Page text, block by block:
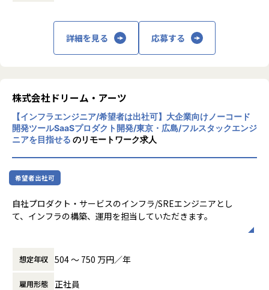
【業務の変更の範囲】
し、デジタルトランスフォーメーション（D
X）を推進します
【★社風/文化】
ットな組織構造で、意見交換が活発に行わ
れ、自由な発想が奨励されています。社員一
人ひとりがプロフェッショナルとして成長で
きる環境が整っています
【★働き方/リモートワーク】
ドリーム・アーツでは、リモートワークとオ
柔軟な働き方が可能です。リモートワーク手
当や環境整備手当も支給され、快適な働き方
詳細を見る 応募する
株式会社ドリーム・アーツ
【インフラエンジニア/希望者は出社可】大企業向けノーコード
開発ツールSaaSプロダクト開発/東京・広島/フルスタックエンジ
ニアを目指せる のリモートワーク求人
希望者出社可
自社プロダクト・サービスのインフラ/SREエンジニアとし
て、インフラの構築、運用を担当していただきます。
・新規機能サービスにおける要件定義や設計
・自社プロダクト・サービスのインフラ管理、運用保守
・サーバコストを抑えるため施策の企画、運用
想定年収 504 〜 750 万円／年
雇用形態 正社員